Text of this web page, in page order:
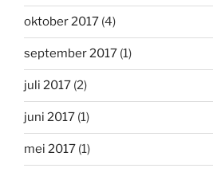
oktober 2017 (4)
september 2017 (1)
juli 2017 (2)
juni 2017 (1)
mei 2017 (1)